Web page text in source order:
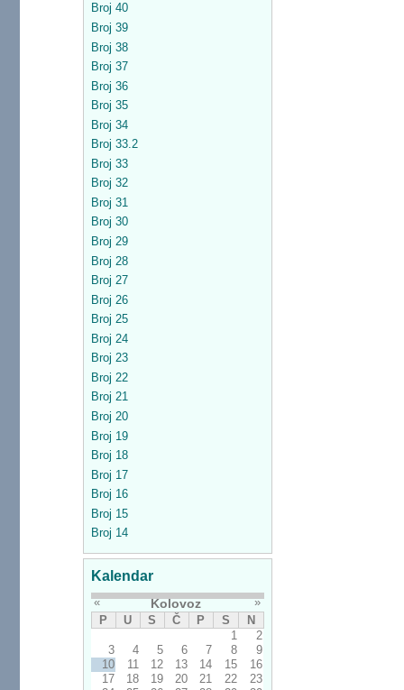
Broj 40
Broj 39
Broj 38
Broj 37
Broj 36
Broj 35
Broj 34
Broj 33.2
Broj 33
Broj 32
Broj 31
Broj 30
Broj 29
Broj 28
Broj 27
Broj 26
Broj 25
Broj 24
Broj 23
Broj 22
Broj 21
Broj 20
Broj 19
Broj 18
Broj 17
Broj 16
Broj 15
Broj 14
Kalendar
« Kolovoz
»
P
U S Č P S
N
1
2
3
4 5 6 7 8
9
10
11 12 13 14 15
16
17
18 19 20 21 22
23